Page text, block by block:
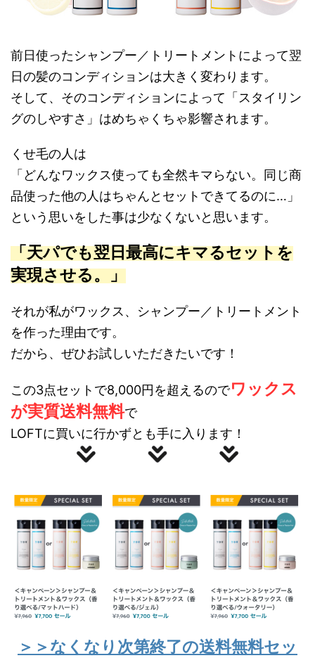
前日使ったシャンプー／トリートメントによって翌
日の髪のコンディションは大きく変わります。
そして、そのコンディションによって「スタイリン
グのしやすさ」はめちゃくちゃ影響されます。
くせ毛の人は
「どんなワックス使っても全然キマらない。同じ商
品使った他の人はちゃんとセットできてるのに…」
という思いをした事は少なくないと思います。
「天パでも翌日最高にキマるセットを
実現させる。」
それが私がワックス、シャンプー／トリートメント
を作った理由です。
だから、ぜひお試しいただきたいです！
この3点セットで8,000円を超えるのでワックス
が実質送料無料で
LOFTに買いに行かずとも手に入ります！
＞＞なくなり次第終了の送料無料セッ